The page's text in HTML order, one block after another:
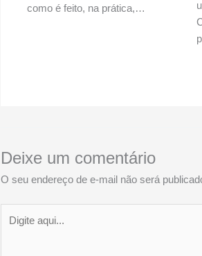
como é feito, na prática,…
Deixe um comentário
O seu endereço de e-mail não será
aqui...